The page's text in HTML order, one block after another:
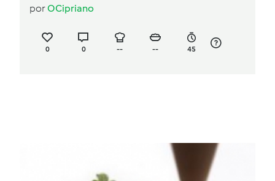
porOCipriano
0 0 -- -- 45